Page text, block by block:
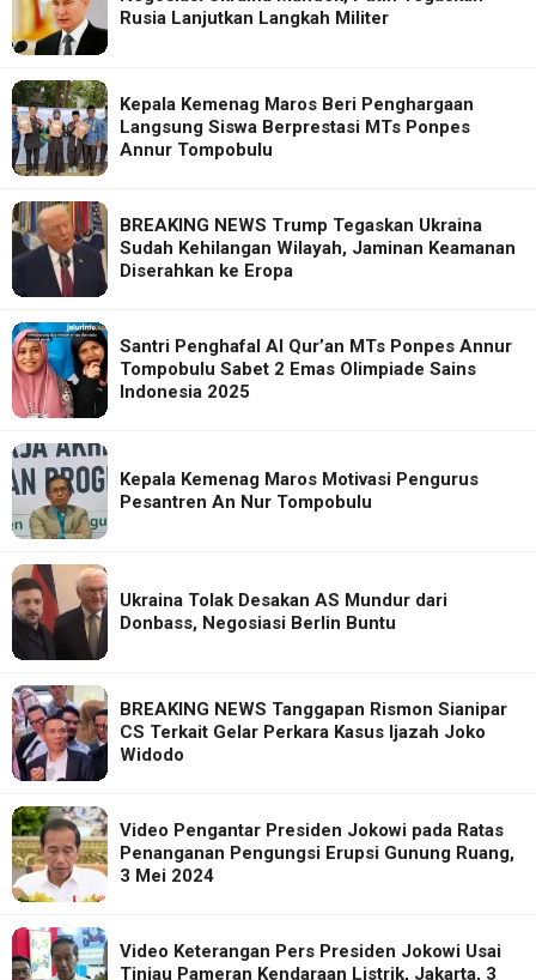
Rusia Lanjutkan Langkah Militer
Kepala Kemenag Maros Beri Penghargaan
Langsung Siswa Berprestasi MTs Ponpes
Annur Tompobulu
BREAKING NEWS Trump Tegaskan Ukraina
Sudah Kehilangan Wilayah, Jaminan Keamanan
Diserahkan ke Eropa
Santri Penghafal Al Qur’an MTs Ponpes Annur
Tompobulu Sabet 2 Emas Olimpiade Sains
Indonesia 2025
Kepala Kemenag Maros Motivasi Pengurus
Pesantren An Nur Tompobulu
Ukraina Tolak Desakan AS Mundur dari
Donbass, Negosiasi Berlin Buntu
BREAKING NEWS Tanggapan Rismon Sianipar
CS Terkait Gelar Perkara Kasus Ijazah Joko
Widodo
Video Pengantar Presiden Jokowi pada Ratas
Penanganan Pengungsi Erupsi Gunung Ruang,
3 Mei 2024
Video Keterangan Pers Presiden Jokowi Usai
Tinjau Pameran Kendaraan Listrik, Jakarta, 3